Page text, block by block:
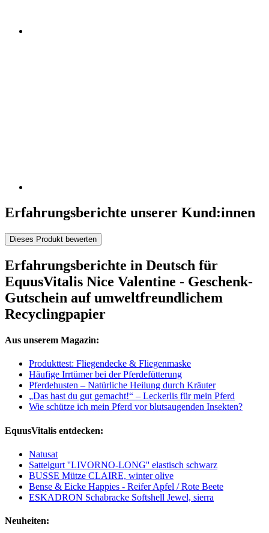
Erfahrungsberichte unserer Kund:innen
Dieses Produkt bewerten
Erfahrungsberichte in Deutsch für
EquusVitalis Nice Valentine - Geschenk-
Gutschein auf umweltfreundlichem
Recyclingpapier
Aus unserem Magazin:
Produkttest: Fliegendecke & Fliegenmaske
Häufige Irrtümer bei der Pferdefütterung
Pferdehusten – Natürliche Heilung durch Kräuter
„Das hast du gut gemacht!“ – Leckerlis für mein Pferd
Wie schütze ich mein Pferd vor blutsaugenden Insekten?
EquusVitalis entdecken:
Natusat
Sattelgurt ''LIVORNO-LONG'' elastisch schwarz
BUSSE Mütze CLAIRE, winter olive
Bense & Eicke Happies - Reifer Apfel / Rote Beete
ESKADRON Schabracke Softshell Jewel, sierra
Neuheiten: